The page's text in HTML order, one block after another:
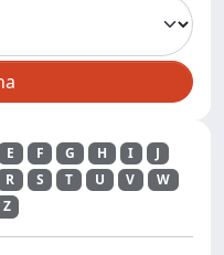
E F G H I
J
R S T U V
W
Z